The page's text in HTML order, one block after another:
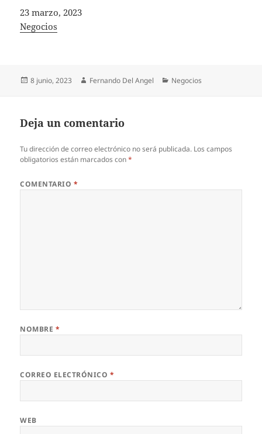
Fecha
23 marzo, 2023
In relation to
Negocios
Publicado
8 junio, 2023 Autor
Fernando Del Angel Categorías
Negocios
Deja un comentario
Tu dirección de correo electrónico no será publicada. Los campos
obligatorios están marcados con*
COMENTARIO *
NOMBRE *
CORREO ELECTRÓNICO *
WEB